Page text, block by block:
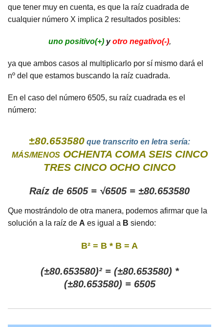
que tener muy en cuenta, es que la raíz cuadrada de
cualquier número X implica 2 resultados posibles:
uno positivo(+)yotro negativo(-),
ya que ambos casos al multiplicarlo por sí mismo dará el
nº del que estamos buscando la raíz cuadrada.
En el caso del número 6505, su raíz cuadrada es el
número:
±80.653580 que transcrito en letra sería:
MÁS/MENOS OCHENTA COMA SEIS CINCO
TRES CINCO OCHO CINCO
Raíz de 6505 = √6505 = ±80.653580
Que mostrándolo de otra manera, podemos afirmar que la
solución a la raíz de A es igual a B siendo:
B² = B * B = A
(±80.653580)² = (±80.653580) *
(±80.653580) = 6505